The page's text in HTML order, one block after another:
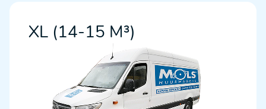
XL (14-15 M³)